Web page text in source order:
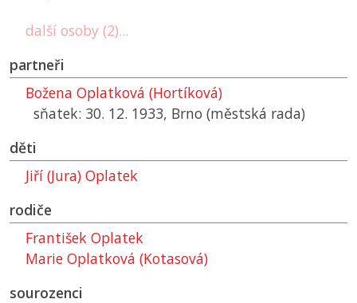
další osoby (2)...
partneři
Božena Oplatková (Hortíková)
sňatek: 30. 12. 1933, Brno (městská rada)
děti
Jiří (Jura) Oplatek
rodiče
František Oplatek
Marie Oplatková (Kotasová)
sourozenci